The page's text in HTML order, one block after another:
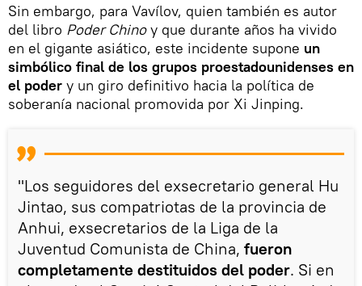
Sin embargo, para Vavílov, quien también es autor
del libro Poder Chinoy que durante años ha vivido
en el gigante asiático, este incidente supone un
simbólico final de los grupos proestadounidenses en
el poder y un giro definitivo hacia la política de
soberanía nacional promovida por Xi Jinping.
"Los seguidores del exsecretario general Hu
Jintao, sus compatriotas de la provincia de
Anhui, exsecretarios de la Liga de la
Juventud Comunista de China, fueron
completamente destituidos del poder. Si en